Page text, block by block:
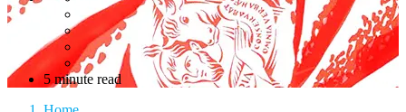
5 minute read